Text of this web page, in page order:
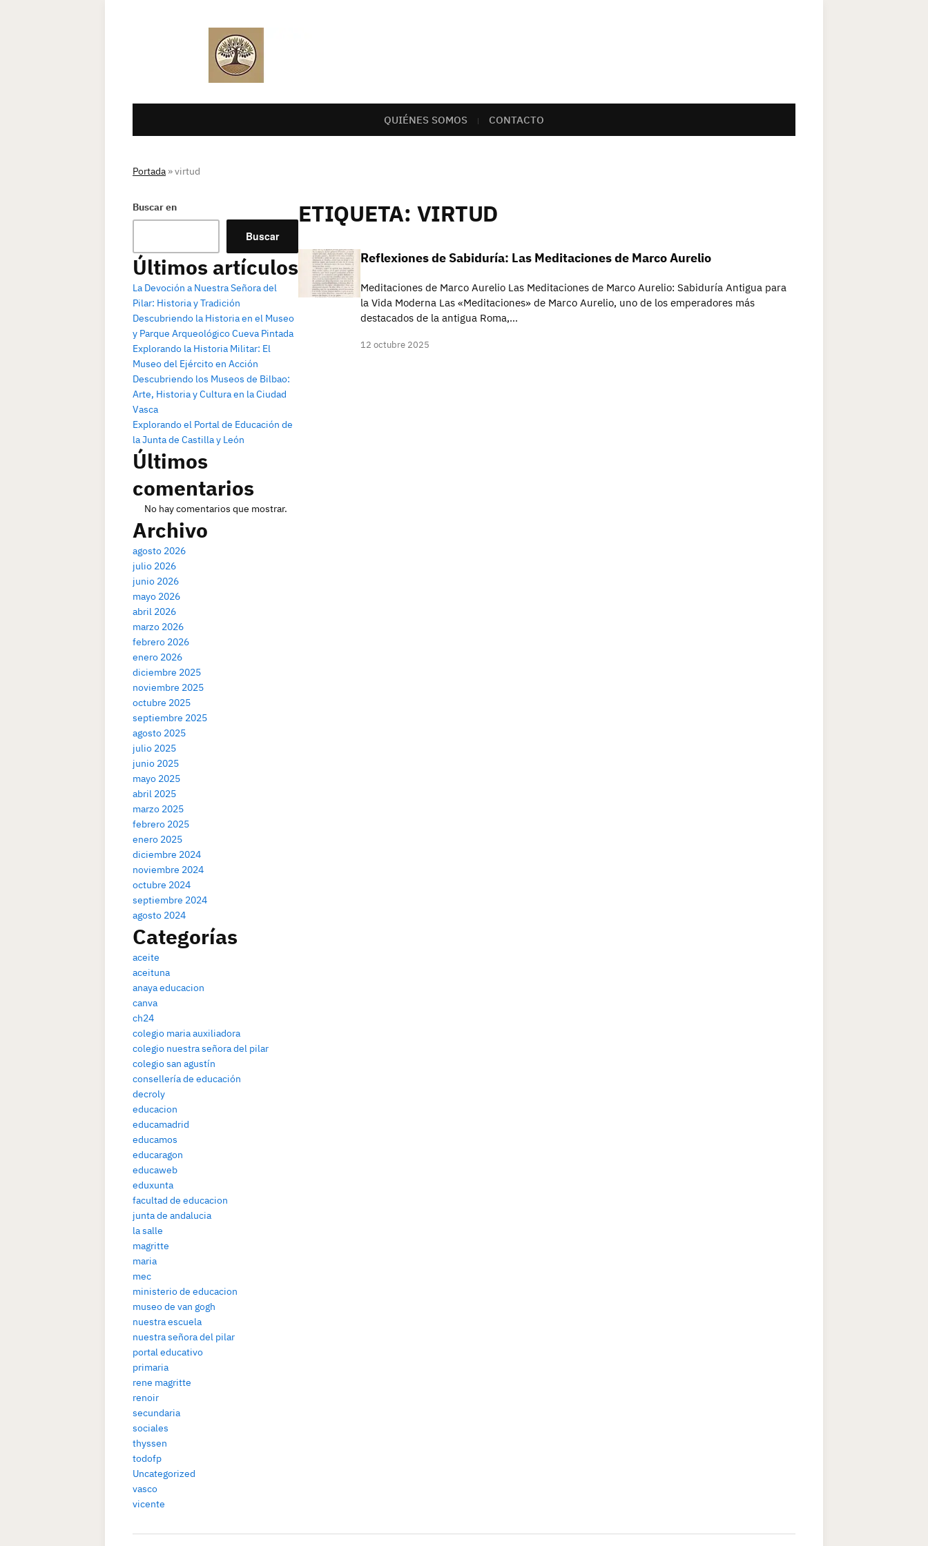
QUIÉNES SOMOS CONTACTO
Portada »virtud
Buscar en
Buscar
Últimos artículos
La Devoción a Nuestra Señora del
Pilar: Historia y Tradición
Descubriendo la Historia en el Museo
y Parque Arqueológico Cueva Pintada
Explorando la Historia Militar: El
Museo del Ejército en Acción
Descubriendo los Museos de Bilbao:
Arte, Historia y Cultura en la Ciudad
Vasca
Explorando el Portal de Educación de
la Junta de Castilla y León
Últimos
comentarios
No hay comentarios que mostrar.
Archivo
agosto 2026
julio 2026
junio 2026
mayo 2026
abril 2026
marzo 2026
febrero 2026
enero 2026
diciembre 2025
noviembre 2025
octubre 2025
septiembre 2025
agosto 2025
julio 2025
junio 2025
mayo 2025
abril 2025
marzo 2025
febrero 2025
enero 2025
diciembre 2024
noviembre 2024
octubre 2024
septiembre 2024
agosto 2024
Categorías
aceite
aceituna
anaya educacion
canva
ch24
colegio maria auxiliadora
colegio nuestra señora del pilar
colegio san agustín
consellería de educación
decroly
educacion
educamadrid
educamos
educaragon
educaweb
eduxunta
facultad de educacion
junta de andalucia
la salle
magritte
maria
mec
ministerio de educacion
museo de van gogh
nuestra escuela
nuestra señora del pilar
portal educativo
primaria
rene magritte
renoir
secundaria
sociales
thyssen
todofp
Uncategorized
vasco
vicente
ETIQUETA: VIRTUD
Reflexiones de Sabiduría: Las Meditaciones de Marco Aurelio
Meditaciones de Marco Aurelio Las Meditaciones de Marco Aurelio: Sabiduría Antigua para
la Vida Moderna Las «Meditaciones» de Marco Aurelio, uno de los emperadores más
destacados de la antigua Roma,…
12 octubre 2025